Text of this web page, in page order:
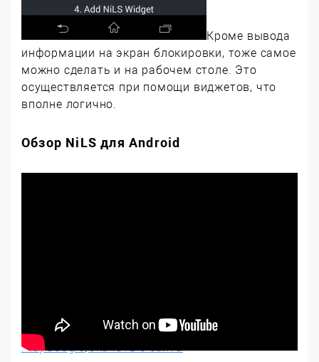
Кроме вывода
информации на экран блокировки, тоже самое
можно сделать и на рабочем столе. Это
осуществляется при помощи виджетов, что
вполне логично.
Обзор NiLS для Android
PlayGoogle|Скачать с сайта